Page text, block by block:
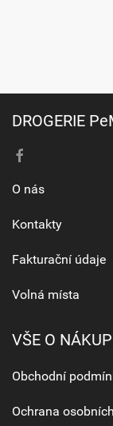
DROGERIE
O nás
Kontakty
Fakturační údaje
Volná místa
VŠE O
Obchodní
Ochrana